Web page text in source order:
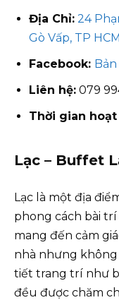
Địa Chỉ: 24
Gò Vấp, TP HCM
Facebook:
Liên hệ: 079
Thời gian
Lạc – Buffet
Lạc là một địa
phong cách bài trí
mang đến cảm
nhà nhưng
tiết trang trí như
đều được chăm